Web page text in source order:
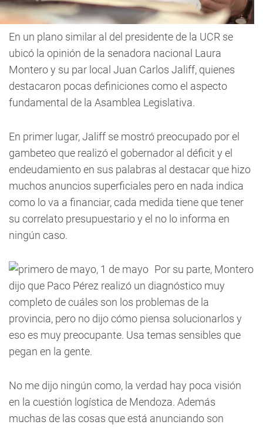
En un plano similar al del presidente de la UCR se
ubicó la opinión de la senadora nacional Laura
Montero y su par local Juan Carlos Jaliff, quienes
destacaron pocas definiciones como el aspecto
fundamental de la Asamblea Legislativa.
En primer lugar, Jaliff se mostró preocupado por el
gambeteo que realizó el gobernador al déficit y el
endeudamiento en sus palabras al destacar que hizo
muchos anuncios superficiales pero en nada indica
como lo va a financiar, cada medida tiene que tener
su correlato presupuestario y el no lo informa en
ningún caso.
Por su parte, Montero
dijo que Paco Pérez realizó un diagnóstico muy
completo de cuáles son los problemas de la
provincia, pero no dijo cómo piensa solucionarlos y
eso es muy preocupante. Usa temas sensibles que
pegan en la gente.
No me dijo ningún como, la verdad hay poca visión
en la cuestión logística de Mendoza. Además
muchas de las cosas que está anunciando son